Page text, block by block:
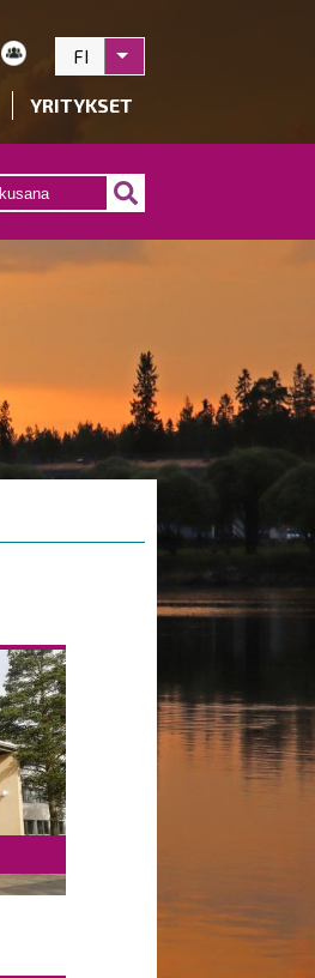
FI Listaa lisätoiminnot
YRITYKSET